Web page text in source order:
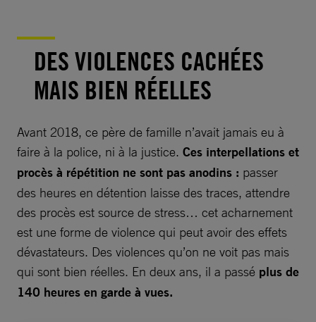
DES VIOLENCES CACHÉES
MAIS BIEN RÉELLES
Avant 2018, ce père de famille n’avait jamais eu à
faire à la police, ni à la justice. Ces interpellations et
procès à répétition ne sont pas anodins : passer
des heures en détention laisse des traces, attendre
des procès est source de stress… cet acharnement
est une forme de violence qui peut avoir des effets
dévastateurs. Des violences qu’on ne voit pas mais
qui sont bien réelles. En deux ans, il a passé plus de
140 heures en garde à vues.